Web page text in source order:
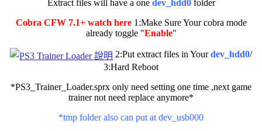
Extract files will have a one dev_hdd0folder
Cobra CFW 7.1+ watch here1:Make Sure Your cobra mode
already toggle "Enable"
2:Put extract files in Yourdev_hdd0/
3:Hard Reboot
*PS3_Trainer_Loader.sprx only need setting one time ,next game
trainer not need replace anymore*
*tmp folder also can put at dev_usb000